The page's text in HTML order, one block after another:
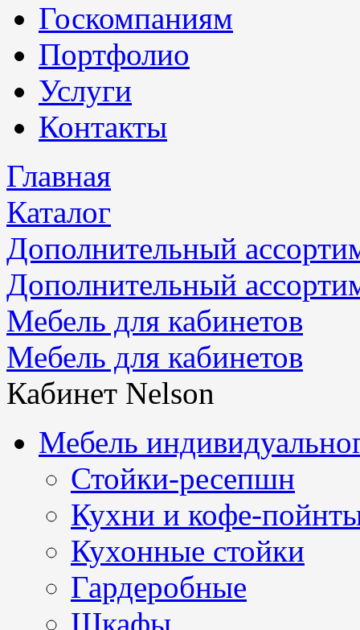
Госкомпаниям
Портфолио
Услуги
Контакты
Главная
Каталог
Дополнительный
Дополнительный
Мебель для кабинетов
Мебель для кабинетов
Кабинет Nelson
Мебель
Стойки-ресепшн
Кухни и кофе-
Кухонные стойки
Гардеробные